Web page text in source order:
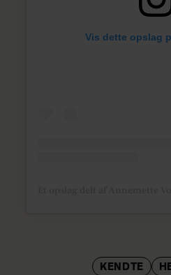
Vis dette opslag
KENDTE